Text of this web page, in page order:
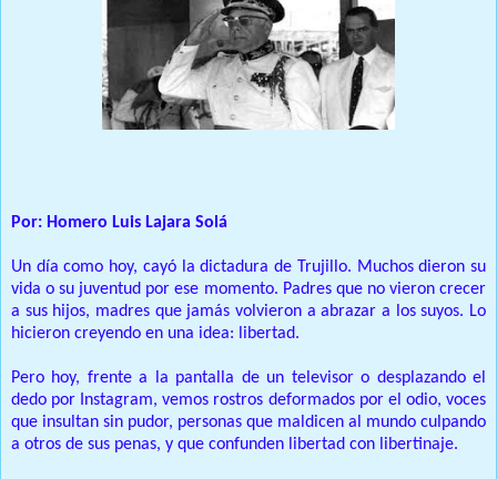
Por: Homero Luis Lajara Solá
Un día como hoy, cayó la dictadura de Trujillo. Muchos dieron su
vida o su juventud por ese momento. Padres que no vieron crecer
a sus hijos, madres que jamás volvieron a abrazar a los suyos. Lo
hicieron creyendo en una idea: libertad.
Pero hoy, frente a la pantalla de un televisor o desplazando el
dedo por Instagram, vemos rostros deformados por el odio, voces
que insultan sin pudor, personas que maldicen al mundo culpando
a otros de sus penas, y que confunden libertad con libertinaje.